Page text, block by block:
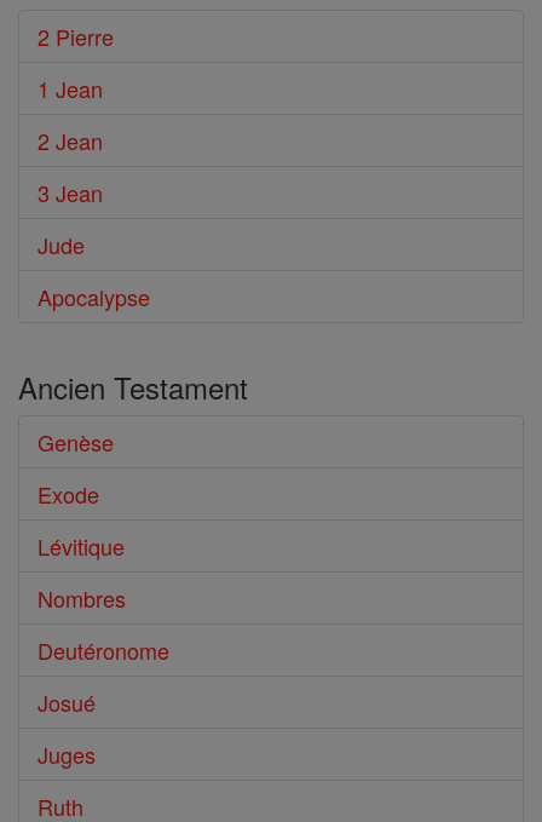
2 Pierre
1 Jean
2 Jean
3 Jean
Jude
Apocalypse
Ancien Testament
Genèse
Exode
Lévitique
Nombres
Deutéronome
Josué
Juges
Ruth